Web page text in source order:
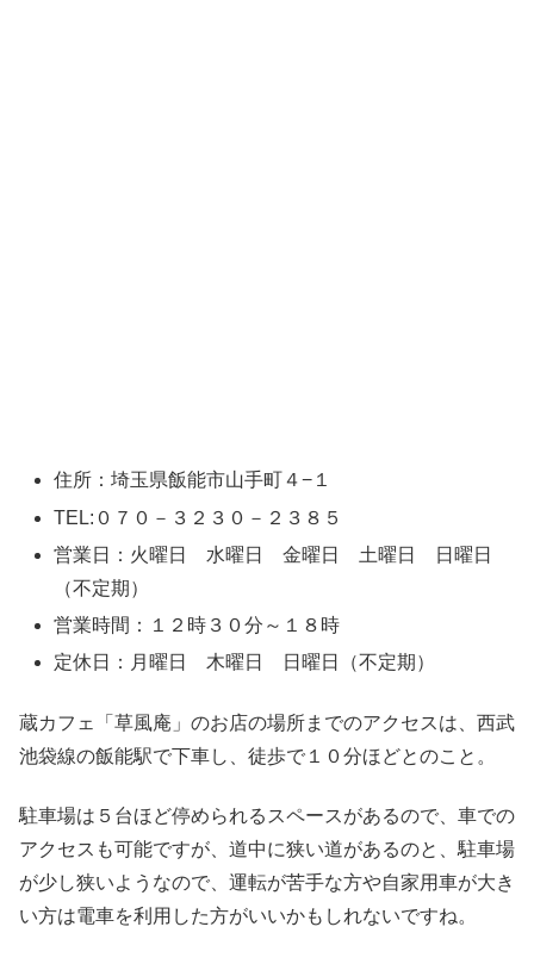
住所：埼玉県飯能市山手町４−１
TEL:０７０－３２３０－２３８５
営業日：火曜日 水曜日 金曜日 土曜日 日曜日
（不定期）
営業時間：１２時３０分～１８時
定休日：月曜日 木曜日 日曜日（不定期）
蔵カフェ「草風庵」のお店の場所までのアクセスは、西武
池袋線の飯能駅で下車し、徒歩で１０分ほどとのこと。
駐車場は５台ほど停められるスペースがあるので、車での
アクセスも可能ですが、道中に狭い道があるのと、駐車場
が少し狭いようなので、運転が苦手な方や自家用車が大き
い方は電車を利用した方がいいかもしれないですね。